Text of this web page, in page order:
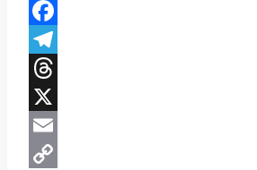
WhatsApp
Facebook
Telegram
Threads
X
Email